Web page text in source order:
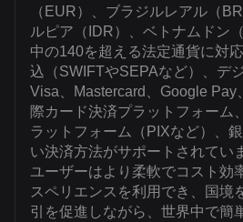
（EUR）、ブラジルレアル（
ルピア（IDR）、ベトナムドン
中の140を超える法定通貨に対
込（SWIFTやSEPAなど）、デ
Visa、Mastercard、Google Pay
際カード決済プラットフォーム
ラットフォーム（PIXなど）、
い決済方法がサポートされてい
ユーザーはより柔軟でコスト効
スペリエンスを利用でき、国境
引を促進しながら、世界中で簡